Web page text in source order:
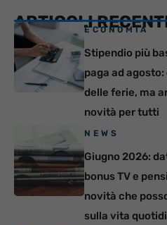
ARTICOLIECONOMIA
Stipendio più
paga ad agosto:
delle ferie, ma
novità per tutti
NEWS
Giugno 2026:
bonus TV e
novità che
sulla vita